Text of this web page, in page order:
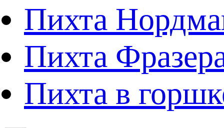
Пихта
Пихта
Пихта в